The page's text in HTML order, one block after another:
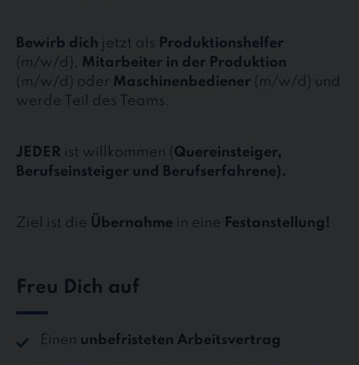
Bewirb dich jetzt als Produktionshelfer
(m/w/d), Mitarbeiter in der Produktion
(m/w/d) oder Maschinenbediener (m/w/d) und
werde Teil des Teams.
JEDER ist willkommen (Quereinsteiger,
Berufseinsteiger und Berufserfahrene).
Ziel ist die Übernahme in eine Festanstellung!
Freu Dich auf
Einen unbefristeten Arbeitsvertrag